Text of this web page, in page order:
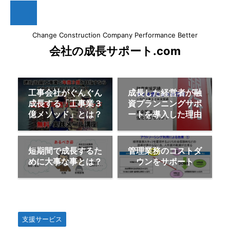
Change Construction Company Performance Better
会社の成長サポート.com
工事会社がぐんぐん
成長する「工事業３
億メソッド」とは？
成長した経営者が融
資プランニングサポ
ートを導入した理由
短期間で成長するた
めに大事な事とは？
管理業務のコストダ
ウンをサポート
支援サービス